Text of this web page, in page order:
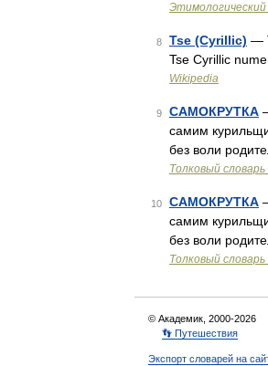
Этимологический
8 Tse (Cyrillic) —
Tse Cyrillic
Wikipedia
9 САМОКРУТКА
самим
без воли
Толковый
10 САМОКРУТКА
самим
без воли
Толковый
© Академик, 2000-2026
👣 Путешествия
Экспорт словарей на